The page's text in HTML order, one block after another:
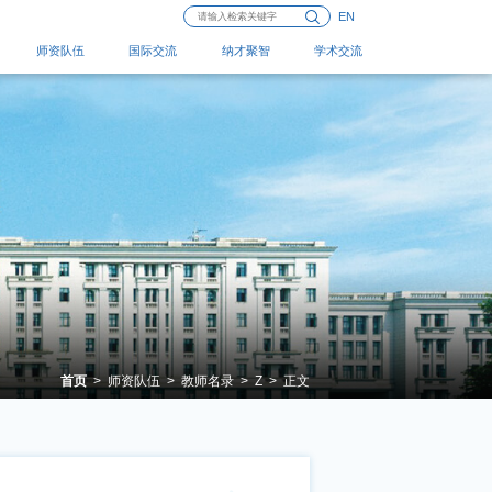
EN
师资队伍 国际交流 纳才聚智 学术交流
首页 > 师资队伍 > 教师名录 > Z > 正文